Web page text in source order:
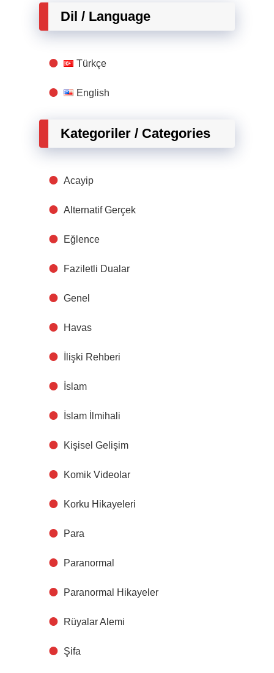
Dil / Language
Türkçe
English
Kategoriler / Categories
Acayip
Alternatif Gerçek
Eğlence
Faziletli Dualar
Genel
Havas
İlişki Rehberi
İslam
İslam İlmihali
Kişisel Gelişim
Komik Videolar
Korku Hikayeleri
Para
Paranormal
Paranormal Hikayeler
Rüyalar Alemi
Şifa